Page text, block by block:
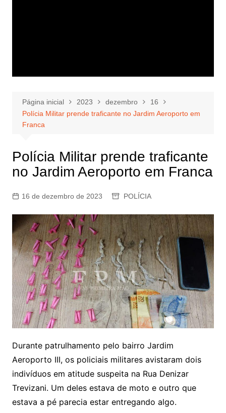
Página inicial 2023 dezembro
16
Polícia Militar prende traficante no Jardim Aeroporto em
Franca
Polícia Militar prende traficante
no Jardim Aeroporto em Franca
16 de dezembro de 2023 POLÍCIA
Durante patrulhamento pelo bairro Jardim
Aeroporto III, os policiais militares avistaram dois
indivíduos em atitude suspeita na Rua Denizar
Trevizani. Um deles estava de moto e outro que
estava a pé parecia estar entregando algo.